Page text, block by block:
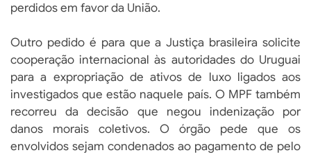
perdidos em favor da União.
Outro pedido é para que a Justiça brasileira solicite
cooperação internacional às autoridades do Uruguai
para a expropriação de ativos de luxo ligados aos
investigados que estão naquele país. O MPF também
recorreu da decisão que negou indenização por
danos morais coletivos. O órgão pede que os
envolvidos sejam condenados ao pagamento de pelo